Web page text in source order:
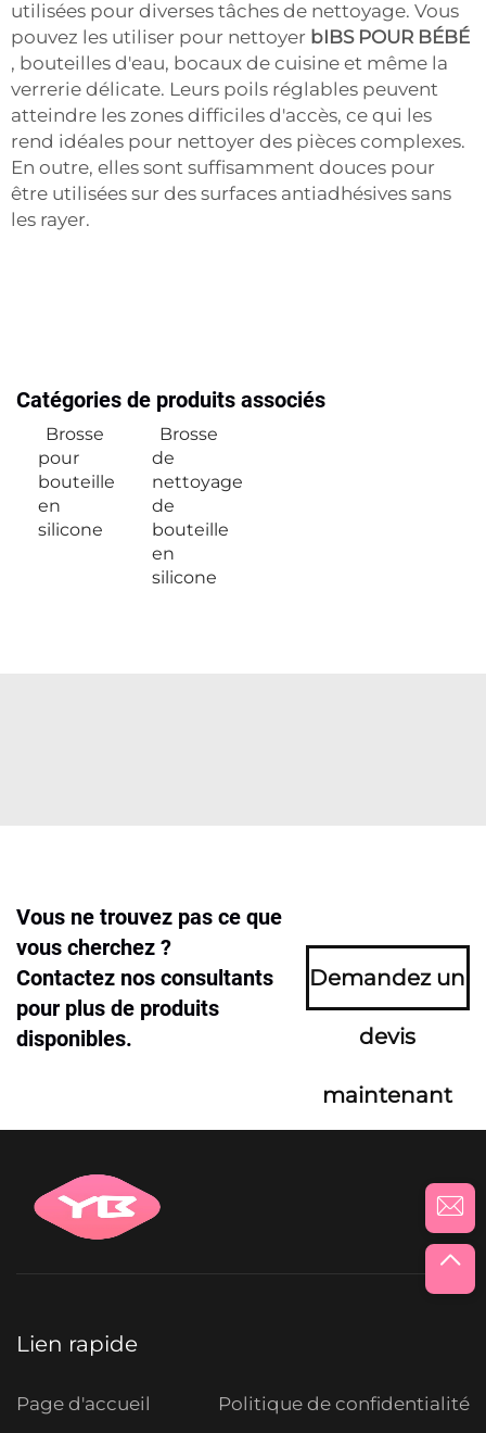
utilisées pour diverses tâches de nettoyage. Vous
pouvez les utiliser pour nettoyer bIBS POUR BÉBÉ
, bouteilles d'eau, bocaux de cuisine et même la
verrerie délicate. Leurs poils réglables peuvent
atteindre les zones difficiles d'accès, ce qui les
rend idéales pour nettoyer des pièces complexes.
En outre, elles sont suffisamment douces pour
être utilisées sur des surfaces antiadhésives sans
les rayer.
Catégories de produits associés
Brosse
pour
bouteille
en
silicone
Brosse
de
nettoyage
de
bouteille
en
silicone
Vous ne trouvez pas ce que
vous cherchez ?
Contactez nos consultants
pour plus de produits
disponibles.
Demandez un
devis
maintenant
Lien rapide
Page d'accueil
Politique de confidentialité